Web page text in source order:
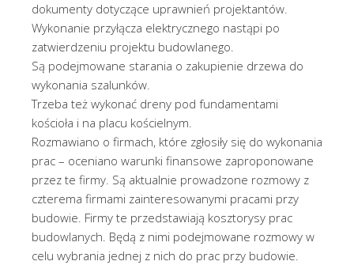
dokumenty dotyczące uprawnień projektantów.
Wykonanie przyłącza elektrycznego nastąpi po
zatwierdzeniu projektu budowlanego.
Są podejmowane starania o zakupienie drzewa do
wykonania szalunków.
Trzeba też wykonać dreny pod fundamentami
kościoła i na placu kościelnym.
Rozmawiano o firmach, które zgłosiły się do wykonania
prac – oceniano warunki finansowe zaproponowane
przez te firmy. Są aktualnie prowadzone rozmowy z
czterema firmami zainteresowanymi pracami przy
budowie. Firmy te przedstawiają kosztorysy prac
budowlanych. Będą z nimi podejmowane rozmowy w
celu wybrania jednej z nich do prac przy budowie.